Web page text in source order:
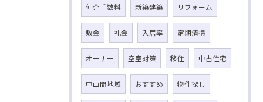
仲介手数料 新築建築 リフォーム
敷金 礼金 入居率 定期清掃
オーナー 空室対策 移住 中古住宅
中山間地域 おすすめ 物件探し